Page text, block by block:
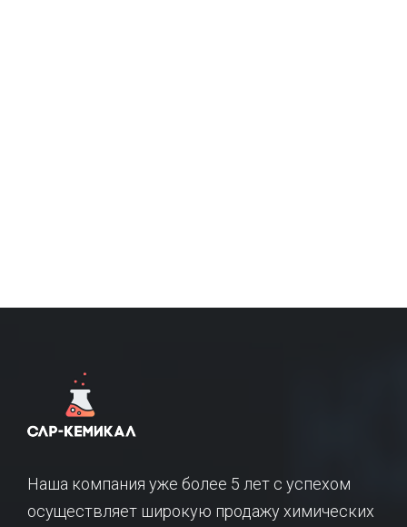
Наша компания уже более 5 лет с успехом
осуществляет широкую продажу химических